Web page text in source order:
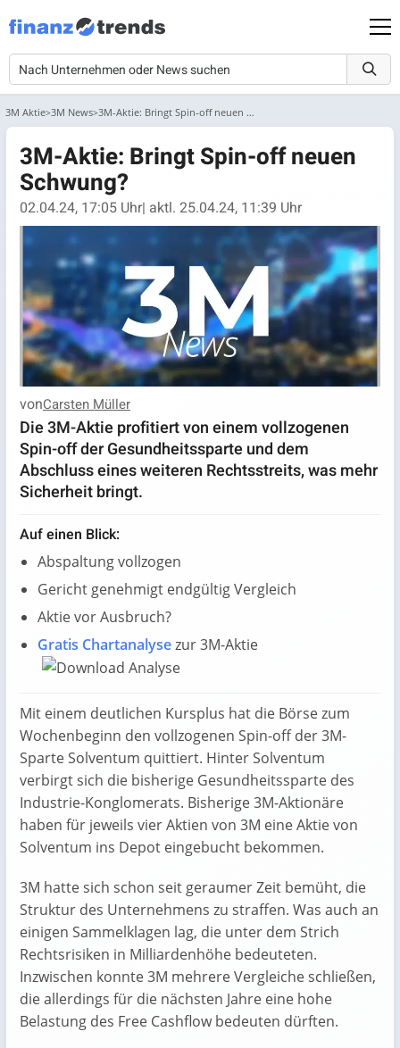
3M Aktie 3M News 3M-Aktie: Bringt Spin-off neuen Schwung?
3M-Aktie: Bringt Spin-off neuen
Schwung?
02.04.24, 17:05 Uhr| aktl. 25.04.24, 11:39 Uhr
vonCarsten Müller
Die 3M-Aktie profitiert von einem vollzogenen
Spin-off der Gesundheitssparte und dem
Abschluss eines weiteren Rechtsstreits, was mehr
Sicherheit bringt.
Auf einen Blick:
Abspaltung vollzogen
Gericht genehmigt endgültig Vergleich
Aktie vor Ausbruch?
Gratis Chartanalysezur 3M-Aktie
Mit einem deutlichen Kursplus hat die Börse zum
Wochenbeginn den vollzogenen Spin-off der 3M-
Sparte Solventum quittiert. Hinter Solventum
verbirgt sich die bisherige Gesundheitssparte des
Industrie-Konglomerats. Bisherige 3M-Aktionäre
haben für jeweils vier Aktien von 3M eine Aktie von
Solventum ins Depot eingebucht bekommen.
3M hatte sich schon seit geraumer Zeit bemüht, die
Struktur des Unternehmens zu straffen. Was auch an
einigen Sammelklagen lag, die unter dem Strich
Rechtsrisiken in Milliardenhöhe bedeuteten.
Inzwischen konnte 3M mehrere Vergleiche schließen,
die allerdings für die nächsten Jahre eine hohe
Belastung des Free Cashflow bedeuten dürften.